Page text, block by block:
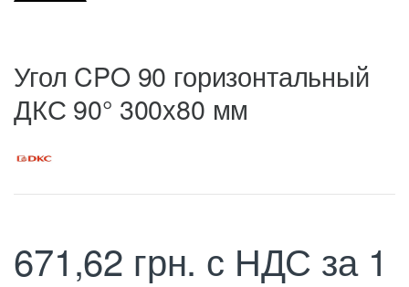
Угол CPO 90 горизонтальный
ДКС 90° 300х80 мм
671,62 грн. с НДС за 1